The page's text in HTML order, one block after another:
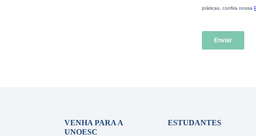
VENHA PARA A
UNOESC
ESTUDANTES